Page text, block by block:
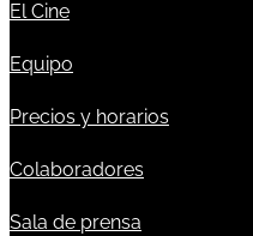
El Cine
Equipo
Precios y horarios
Colaboradores
Sala de prensa